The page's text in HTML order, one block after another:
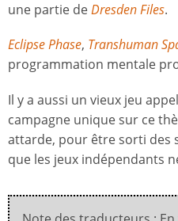
une partie deDresden Files.
Eclipse Phase, Transhuman
programmation mentale
Il y a aussi un vieux jeu
campagne unique sur ce
attarde, pour être sorti des
que les jeux indépendants